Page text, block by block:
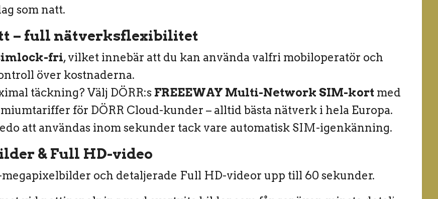
som natt.
– full nätverksflexibilitet
fri, vilket innebär att du kan använda valfri mobiloperatör och
över kostnaderna.
täckning? Välj DÖRR:s FREEEWAY Multi-Network SIM-kort med
för DÖRR Cloud-kunder – alltid bästa nätverk i hela Europa.
att användas inom sekunder tack vare automatisk SIM-igenkänning.
& Full HD-video
megapixelbilder och detaljerade Full HD-videor upp till 60 sekunder.